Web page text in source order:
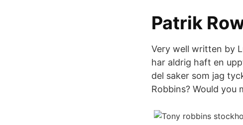
Patrik
Very well written by
har aldrig haft en
del saker som jag
Robbins? Would you